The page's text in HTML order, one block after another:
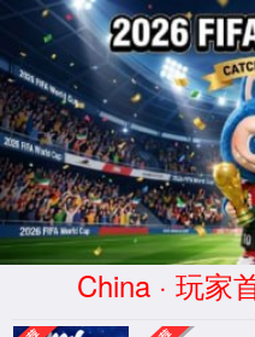
世界杯票务官
网站首页 学院概